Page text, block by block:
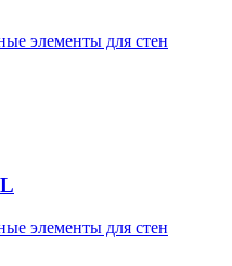
элементы для стен
элементы для стен